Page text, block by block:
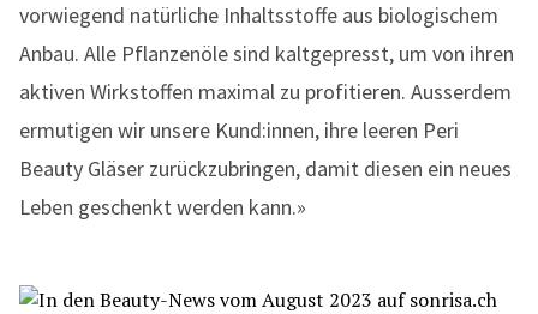
vorwiegend natürliche Inhaltsstoffe aus biologischem
Anbau. Alle Pflanzenöle sind kaltgepresst, um von ihren
aktiven Wirkstoffen maximal zu profitieren. Ausserdem
ermutigen wir unsere Kund:innen, ihre leeren Peri
Beauty Gläser zurückzubringen, damit diesen ein neues
Leben geschenkt werden kann.»